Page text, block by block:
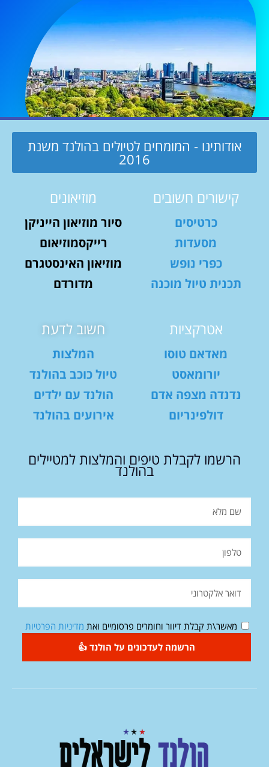
אודותינו - המומחים לטיולים בהולנד משנת
2016
קישורים חשובים
כרטיסים
מסעדות
כפרי נופש
תכנית טיול מוכנה
מוזיאונים
סיור מוזיאון הייניקן
רייקסמוזיאום
מוזיאון האינסטגרם
מדורדם
אטרקציות
מאדאם טוסו
יורומאסט
נדנדה מצפה אדם
דולפינריום
חשוב לדעת
המלצות
טיול כוכב בהולנד
הולנד עם ילדים
אירועים בהולנד
הרשמו לקבלת טיפים והמלצות למטיילים
בהולנד
מאשר\ת קבלת דיוור וחומרים פרסומיים ואת מדיניות הפרטיות
הרשמה לעדכונים על הולנד 👍